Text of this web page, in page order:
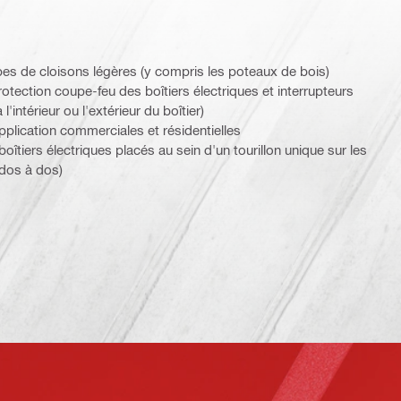
de cloisons légères (y compris les poteaux de bois)
coupe-feu des boîtiers électriques et interrupteurs
ou l'extérieur du boîtier)
commerciales et résidentielles
électriques placés au sein d'un tourillon unique sur les
à dos)